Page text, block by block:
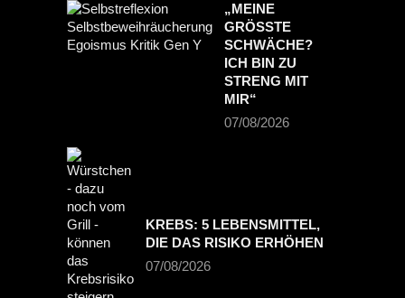
„MEINE
GRÖSSTE S
CHWÄCHE? I
CH BIN ZU S
TRENG MIT M
IR“
07/08/2026
KREBS: 5 LEBENSMITTEL,
DIE DAS RISIKO ERHÖHEN
07/08/2026